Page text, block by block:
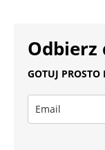
Odbierz
GOTUJ